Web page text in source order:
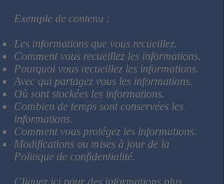
Exemple de contenu :
Les informations que vous recueillez.
Comment vous recueillez les informations.
Pourquoi vous recueillez les informations.
Avec qui partagez vous les informations.
Où sont stockées les informations.
Combien de temps sont conservées les
informations.
Comment vous protégez les informations.
Modifications ou mises à jour de la
Politique de confidentialité.
Cliquez ici pour des informations plus